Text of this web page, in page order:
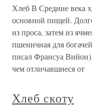
Хлеб В Средние века
основной пищей.
из проса, затем из
пшеничная для
писал Франсуа
чем отличавшиеся от
Хлеб скоту